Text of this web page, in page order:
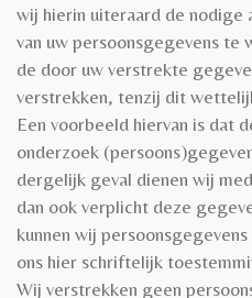
wij hierin uiteraard de nodige
van uw persoonsgegevens te
de door uw verstrekte
verstrekken, tenzij dit
Een voorbeeld hiervan is dat
onderzoek
dergelijk geval dienen wij
dan ook verplicht deze
kunnen wij
ons hier schriftelijk
Wij verstrekken geen